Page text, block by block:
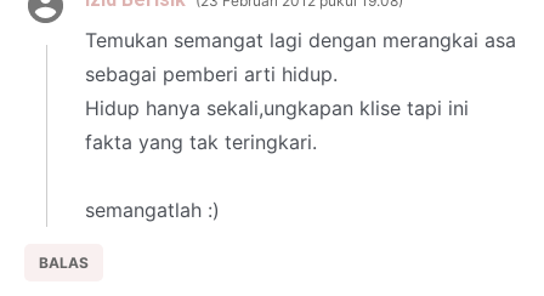
Temukan semangat lagi dengan merangkai asa
sebagai pemberi arti hidup.
Hidup hanya sekali,ungkapan klise tapi ini
fakta yang tak teringkari.
semangatlah :)
BALAS